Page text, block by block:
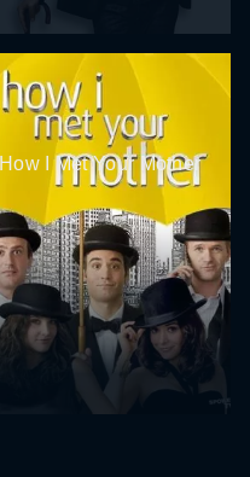
How I Met Your Mother